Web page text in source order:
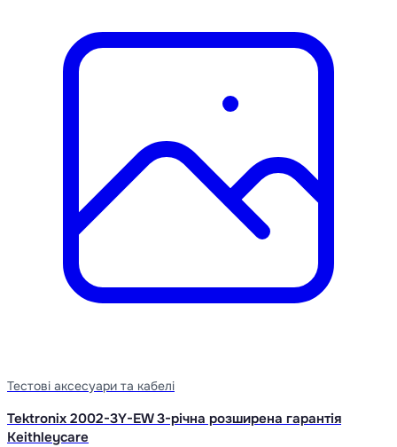
Тестові аксесуари та кабелі
Tektronix 2002-3Y-EW 3-річна розширена гарантія
Keithleycare